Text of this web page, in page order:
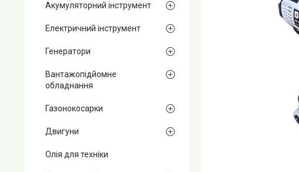
Акумуляторний інструмент
Електричний інструмент
Генератори
Вантажопідйомне
обладнання
Газонокосарки
Двигуни
Олія для техніки